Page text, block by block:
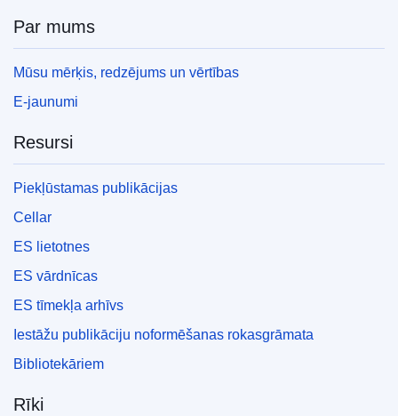
Par mums
Mūsu mērķis, redzējums un vērtības
E-jaunumi
Resursi
Piekļūstamas publikācijas
Cellar
ES lietotnes
ES vārdnīcas
ES tīmekļa arhīvs
Iestāžu publikāciju noformēšanas rokasgrāmata
Bibliotekāriem
Rīki